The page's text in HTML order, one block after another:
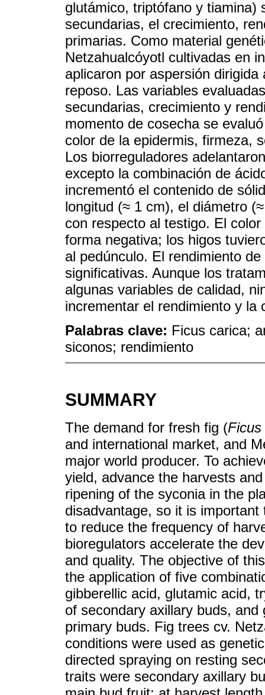
glutámico, triptófano y tiamina)
secundarias, el crecimiento,
primarias. Como material
Netzahualcóyotl cultivadas en
aplicaron por aspersión
reposo. Las variables
secundarias, crecimiento y
momento de cosecha se
color de la epidermis, firmeza,
Los biorreguladores
excepto la combinación de
incrementó el contenido de
longitud (≈ 1 cm), el diámetro
con respecto al testigo. El
forma negativa; los higos
al pedúnculo. El rendimiento
significativas. Aunque los
algunas variables de calidad,
incrementar el rendimiento y la
Palabras clave: Ficus carica;
siconos; rendimiento
SUMMARY
The demand for fresh fig (
and international market, and
major world producer. To
yield, advance the harvests
ripening of the syconia in the
disadvantage, so it is
to reduce the frequency of
bioregulators accelerate the
and quality. The objective of
the application of five
gibberellic acid, glutamic acid,
of secondary axillary buds,
primary buds. Fig trees cv.
conditions were used as
directed spraying on resting
traits were secondary axillary